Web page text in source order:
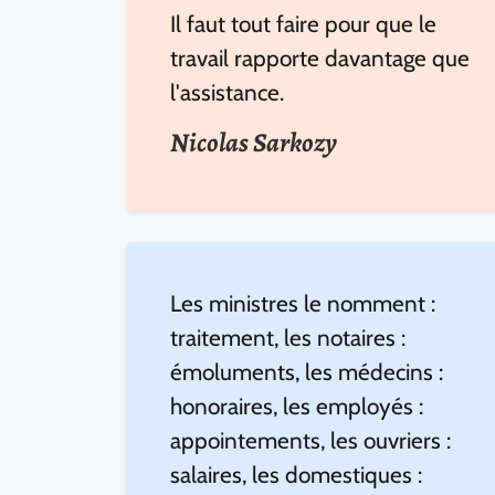
Il faut tout faire pour que le
travail rapporte davantage que
l'assistance.
Nicolas Sarkozy
Les ministres le nomment :
traitement, les notaires :
émoluments, les médecins :
honoraires, les employés :
appointements, les ouvriers :
salaires, les domestiques :